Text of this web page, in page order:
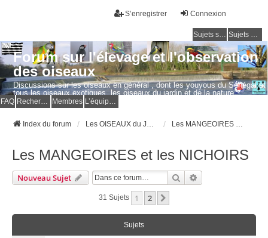
Connexion
S’enregistrer
Sujets sans réponse Sujets actifs
Forum sur l'élevage et l'observation
des oiseaux
Discussions sur les oiseaux en général , dont les youyous du Sénégal et
tous les oiseaux exotiques, les oiseaux du jardin et de la nature.
Questions, photos, expériences.
FAQ Membres
Index du forum
Les MANGEOIRES et les NICHOIRS
Nouveau Sujet Rechercher
31 Sujets 1 2
Sujets